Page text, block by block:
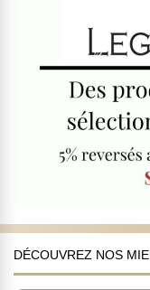
DÉCOUVREZ NOS